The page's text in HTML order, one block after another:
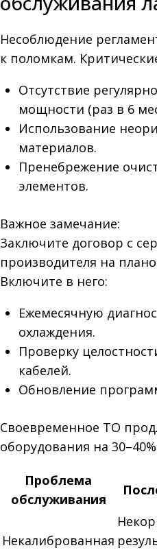
Несоблюдение
к поломкам.
Отсутствие
мощности (раз в 6
Использование
материалов.
Пренебрежение
элементов.
Важное замечание:
Заключите договор с
производителя на
Включите в него:
Ежемесячную
охлаждения.
Проверку
кабелей.
Обновление
Своевременное ТО
оборудования на
Проблема
обслуживания
Некалиброванная